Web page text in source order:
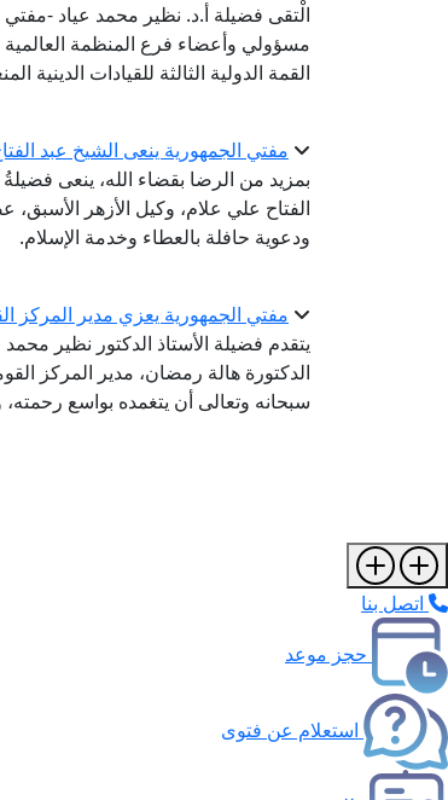
الْتقى فضيلة أ.د. نظير محمد عياد -مفتي
مسؤولي وأعضاء فرع المنظمة
القمة الدولية الثالثة للقيادات الدينية
مفتي الجمهورية ينعى الشيخ عبد
بمزيد من الرضا بقضاء الله، ينعى
الفتاح علي علام، وكيل الأزهر الأسبق،
ودعوية حافلة بالعطاء وخدمة الإسلام.
مفتي الجمهورية يعزي مدير المركز
يتقدم فضيلة الأستاذ الدكتور نظير
الدكتورة هالة رمضان، مدير المركز
سبحانه وتعالى أن يتغمده بواسع
اتصل بنا
حجز موعد
استعلام عن فتوى